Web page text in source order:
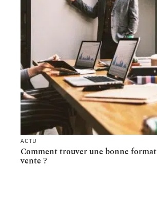
ACTU
Comment trouver une bonne
vente ?